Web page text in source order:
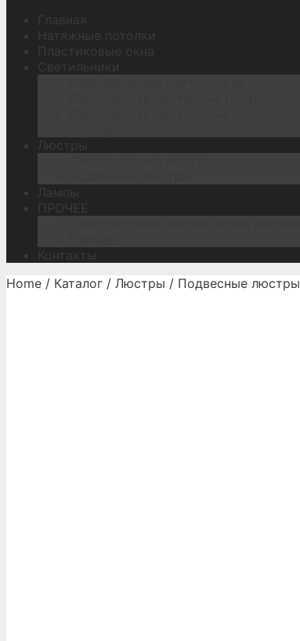
Главная
Натяжные потолки
Пластиковые окна
Светильники
Люстры
Лампы
ПРОЧЕЕ
Контакты
Home / Каталог / Люстры / Подвесные люстры